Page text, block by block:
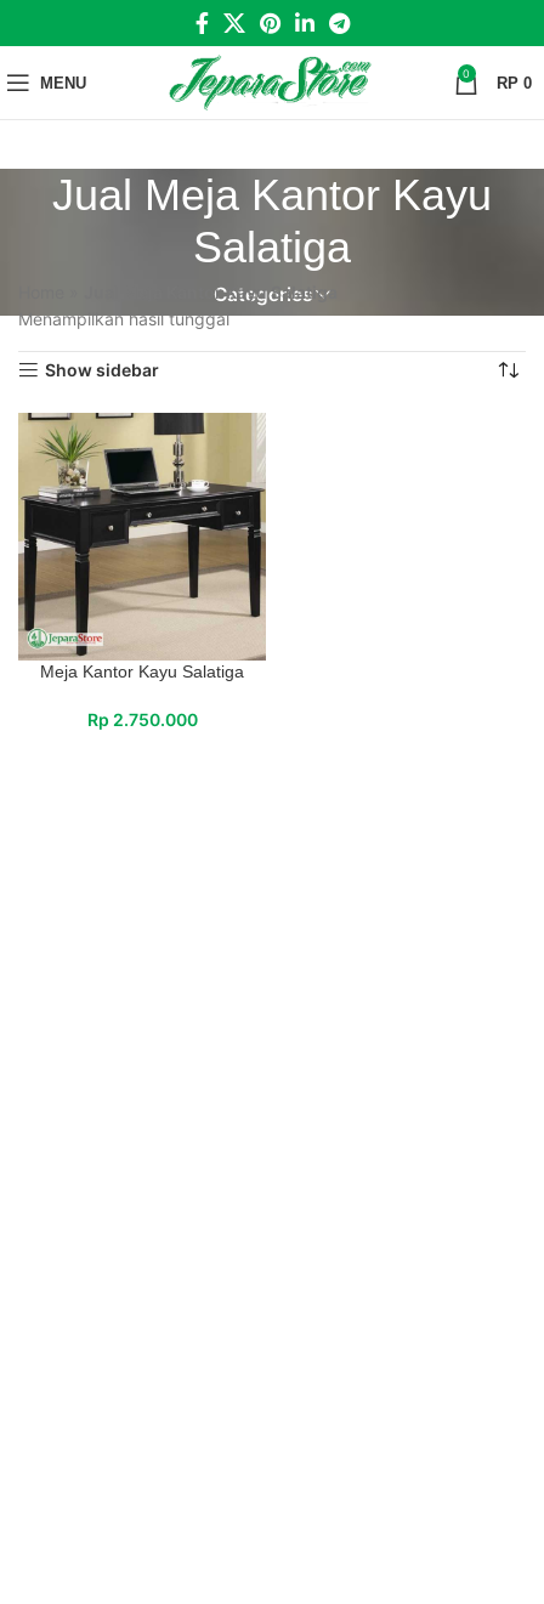
MENU 0 RP 0
Jual Meja Kantor Kayu
Salatiga
Categories
Jual Meja Kantor Kayu Salatiga
Menampilkan hasil tunggal
Show sidebar
Meja Kantor Kayu Salatiga
Rp 2.750.000